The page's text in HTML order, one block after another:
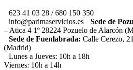
623 41 03 28 / 680 150 350
info@parimaservicios.es
Sede de
– Atica 4 1º 28224 Pozuelo de Alarcón
Sede de Fuenlabrada: Calle Cerezo,
(Madrid)
Lunes a Jueves: 10h a 18h
Viernes: 10h a 14h